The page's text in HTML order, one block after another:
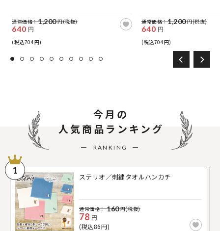
通常価格：1,200円(税抜)
640 円
(税込704円)
通常価格：1,200円(税抜)
640 円
(税込704円)
今月の
人気商品ランキング
RANKING
1
ステリオ／刺繍タオルハンカチ
通常価格： 160円(税抜)
78 円
(税込86円)